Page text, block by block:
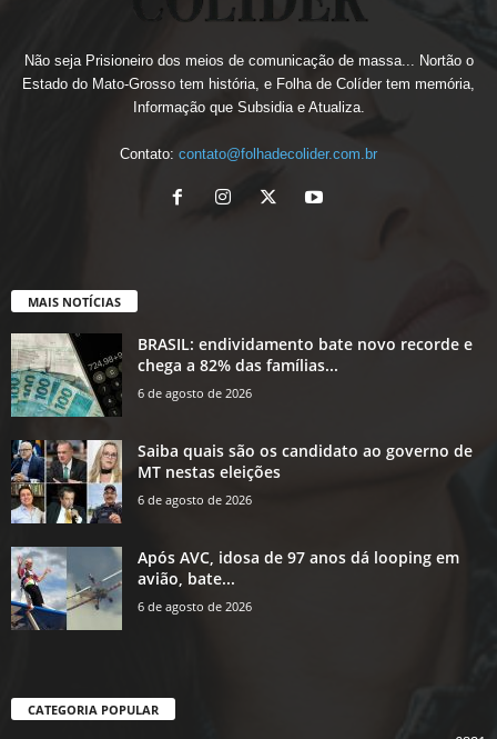
Não seja Prisioneiro dos meios de comunicação de massa... Nortão o
Estado do Mato-Grosso tem história, e Folha de Colíder tem memória,
Informação que Subsidia e Atualiza.
Contato: contato@folhadecolider.com.br
MAIS NOTÍCIAS
BRASIL: endividamento bate novo recorde e
chega a 82% das famílias...
6 de agosto de 2026
Saiba quais são os candidato ao governo de
MT nestas eleições
6 de agosto de 2026
Após AVC, idosa de 97 anos dá looping em
avião, bate...
6 de agosto de 2026
CATEGORIA POPULAR